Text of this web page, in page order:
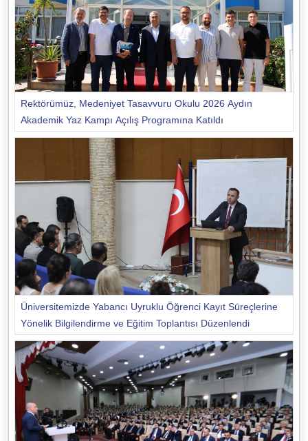
Rektörümüz, Medeniyet Tasavvuru Okulu 2026 Aydın
Akademik Yaz Kampı Açılış Programına Katıldı
Üniversitemizde Yabancı Uyruklu Öğrenci Kayıt Süreçlerine
Yönelik Bilgilendirme ve Eğitim Toplantısı Düzenlendi